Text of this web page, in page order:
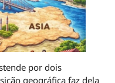
por dois
geográfica faz dela